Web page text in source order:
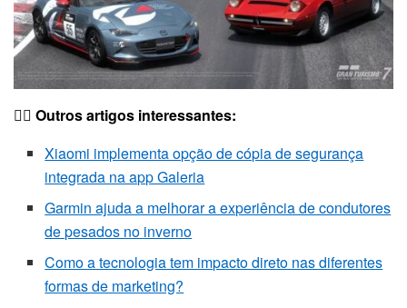
👍🏻 Outros artigos interessantes:
Xiaomi implementa opção de cópia de segurança
integrada na app Galeria
Garmin ajuda a melhorar a experiência de condutores
de pesados no inverno
Como a tecnologia tem impacto direto nas diferentes
formas de marketing?